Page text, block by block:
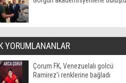
YORUMLANANLAR
Çorum FK, Venezuelalı golcü
Ramirez'i renklerine bağladı